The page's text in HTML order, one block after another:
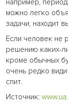
например,
можно легко
задачи, находит
Если человек не
решению каких-
кроме обычных
очень редко
спит.
Источник: